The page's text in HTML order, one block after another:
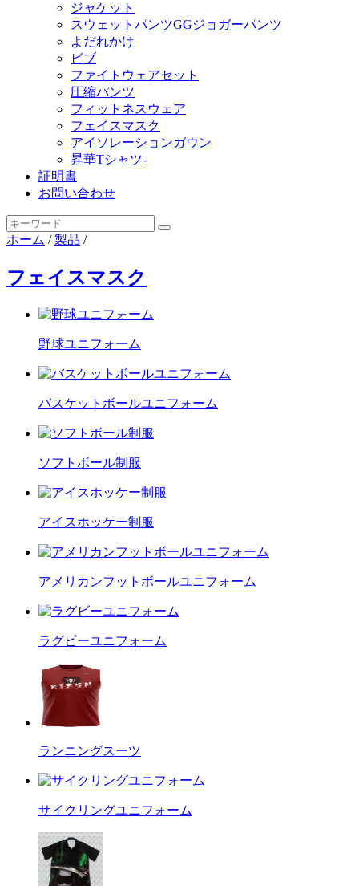
ジャケット
スウェットパンツGGジョガーパンツ
よだれかけ
ビブ
ファイトウェアセット
圧縮パンツ
フィットネスウェア
フェイスマスク
アイソレーションガウン
昇華Tシャツ-
証明書
お問い合わせ
ホーム /製品 /
フェイスマスク
野球ユニフォーム
バスケットボールユニフォーム
ソフトボール制服
アイスホッケー制服
アメリカンフットボールユニフォーム
ラグビーユニフォーム
ランニングスーツ
サイクリングユニフォーム